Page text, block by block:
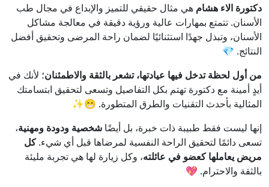
دكتورة الاء هشام هي مثال حقيقي للتميز والإبداع في مجال طب
الأسنان. تتمتع بمهارات عالية ورؤية دقيقة في معالجة مشاكل
الأسنان، وتبذل جهدًا استثنائيًا لضمان راحة المرضى وتحقيق أفضل
النتائج. 💎
من أول لحظة تدخل فيها عيادتها، تشعر بالثقة والاطمئنان؛ لأنك في
أيدٍ أمينة مع دكتورة تهتم بكل التفاصيل وتسعى لتحقيق ابتسامتك
المثالية بأحدث التقنيات والطرق المتطورة. 😁✨
إنها ليست فقط طبيبة ذات خبرة، بل أيضًا شخصية ودودة ومهنية،
تسعى دائمًا لتحقيق الراحة النفسية لمرضاها قبل أي شيء.كل
مريض يعاملها كعضو في عائلته، وكل زيارة لها هي تجربة مليئة
بالثقة والاحترام. 💖